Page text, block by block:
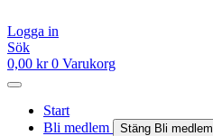
till
innehåll
Logga in
Sök
0,00 kr 0 Varukorg
Start
Bli medlem
Stäng Bli medlem